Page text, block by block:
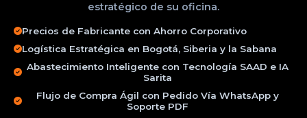
estratégico de su oficina.
Precios de Fabricante con Ahorro Corporativo
Logística Estratégica en Bogotá, Siberia y la Sabana
Abastecimiento Inteligente con Tecnología SAAD e IA
Sarita
Flujo de Compra Ágil con Pedido Vía WhatsApp y
Soporte PDF